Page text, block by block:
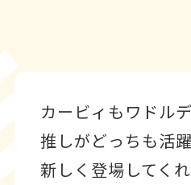
カービィもワドル
推しがどっちも活
新しく登場してく